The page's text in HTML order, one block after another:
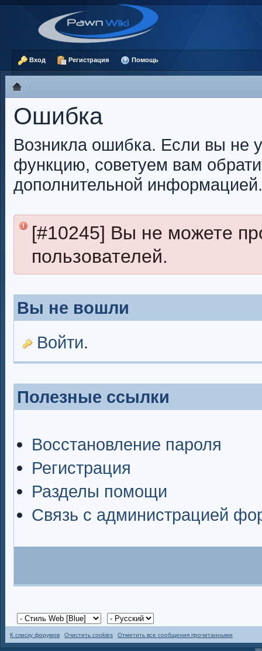
Вход Регистрация Помощь
Ошибка
Возникла ошибка. Если вы не
функцию, советуем вам
дополнительной информацией.
[#10245] Вы не можете
пользователей.
Вы не вошли
Войти.
Полезные ссылки
Восстановление пароля
Регистрация
Разделы помощи
Связь с администрацией
К списку форумов Очистить cookies Отметить все сообщения прочитанными